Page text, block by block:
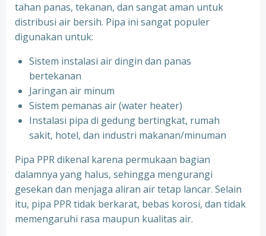
tahan panas, tekanan, dan sangat aman untuk
distribusi air bersih. Pipa ini sangat populer
digunakan untuk:
Sistem instalasi air dingin dan panas
bertekanan
⁠Jaringan air minum
⁠Sistem pemanas air (water heater)
⁠Instalasi pipa di gedung bertingkat, rumah
sakit, hotel, dan industri makanan/minuman
Pipa PPR dikenal karena permukaan bagian
dalamnya yang halus, sehingga mengurangi
gesekan dan menjaga aliran air tetap lancar. Selain
itu, pipa PPR tidak berkarat, bebas korosi, dan tidak
memengaruhi rasa maupun kualitas air.